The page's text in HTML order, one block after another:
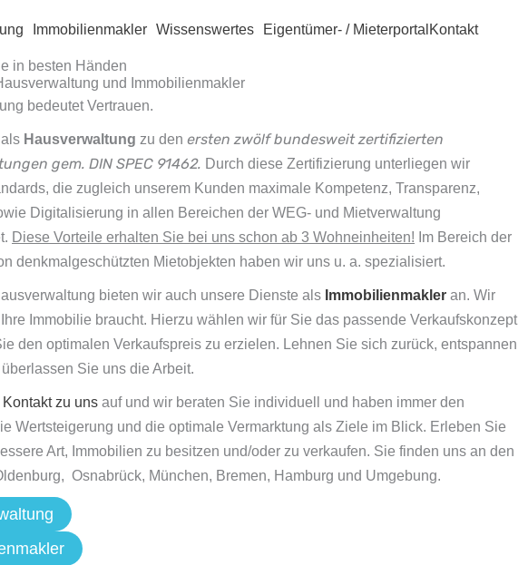
Immobilienmakler Wissenswertes Eigentümer- / Mieterportal Kontakt
in besten Händen
und Immobilienmakler
bedeutet Vertrauen.
Hausverwaltung zu den ersten zwölf bundesweit zertifizierten
gem. DIN SPEC 91462. Durch diese Zertifizierung unterliegen wir
die zugleich unserem Kunden maximale Kompetenz, Transparenz,
Digitalisierung in allen Bereichen der WEG- und Mietverwaltung
Diese Vorteile erhalten Sie bei uns schon ab 3 Wohneinheiten! Im Bereich der
denkmalgeschützten Mietobjekten haben wir uns u. a. spezialisiert.
bieten wir auch unsere Dienste als Immobilienmakler an. Wir
Immobilie braucht. Hierzu wählen wir für Sie das passende Verkaufskonzept
den optimalen Verkaufspreis zu erzielen. Lehnen Sie sich zurück, entspannen
Sie uns die Arbeit.
Kontakt zu uns auf und wir beraten Sie individuell und haben immer den
Wertsteigerung und die optimale Vermarktung als Ziele im Blick. Erleben Sie
Art, Immobilien zu besitzen und/oder zu verkaufen. Sie finden uns an den
Osnabrück, München, Bremen, Hamburg und Umgebung.